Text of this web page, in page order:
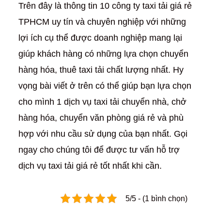
Trên đây là thông tin 10 công ty taxi tải giá rẻ
TPHCM uy tín và chuyên nghiệp với những
lợi ích cụ thể được doanh nghiệp mang lại
giúp khách hàng có những lựa chọn chuyển
hàng hóa, thuê taxi tải chất lượng nhất. Hy
vọng bài viết ở trên có thể giúp bạn lựa chọn
cho mình 1 dịch vụ taxi tải chuyển nhà, chở
hàng hóa, chuyển văn phòng giá rẻ và phù
hợp với nhu cầu sử dụng của bạn nhất. Gọi
ngay cho chúng tôi để được tư vấn hỗ trợ
dịch vụ taxi tải giá rẻ tốt nhất khi cần.
5/5 - (1 bình chọn)